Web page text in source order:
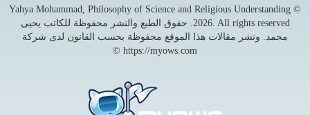
© Yahya Mohammad, Philosophy of Science and Religious Understanding
2026 . All rights reserved. حقوق الطبع والنشر محفوظة للكاتب يحيى
محمد. ونشر مقالات هذا الموقع محفوظة بحسب القانون لدى شركة
https://myows.com ©